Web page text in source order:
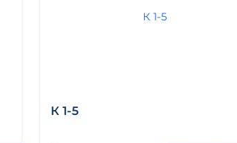
К 1-5